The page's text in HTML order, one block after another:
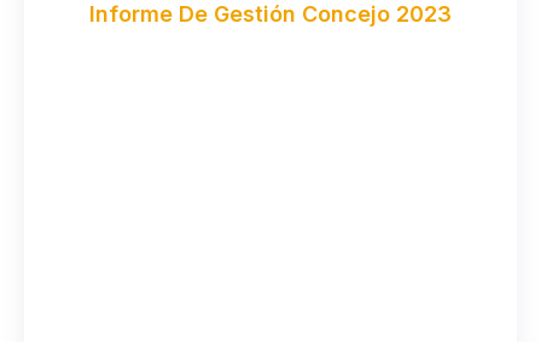
Informe De Gestión Concejo 2023